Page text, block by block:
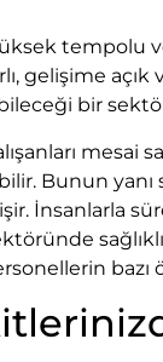
tempolu
gelişime
bir
Bunun
İnsanlarla
bazı